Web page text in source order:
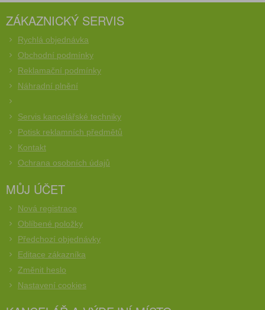
ZÁKAZNICKÝ SERVIS
Rychlá objednávka
Obchodní podmínky
Reklamační podmínky
Náhradní plnění
Servis kancelářské techniky
Potisk reklamních předmětů
Kontakt
Ochrana osobních údajů
MŮJ ÚČET
Nová registrace
Oblíbené položky
Předchozí objednávky
Editace zákazníka
Změnit heslo
Nastavení cookies